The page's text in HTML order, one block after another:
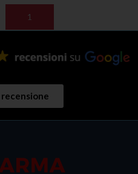
AGGIUNGI AL CARRELLO
recensione